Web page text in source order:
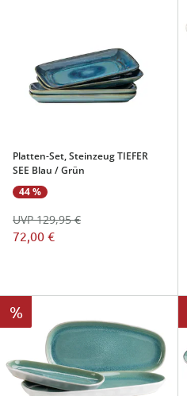
Platten-Set, Steinzeug TIEFER
SEE Blau / Grün
44 %
72,00 €
UVP 129,95 €
%